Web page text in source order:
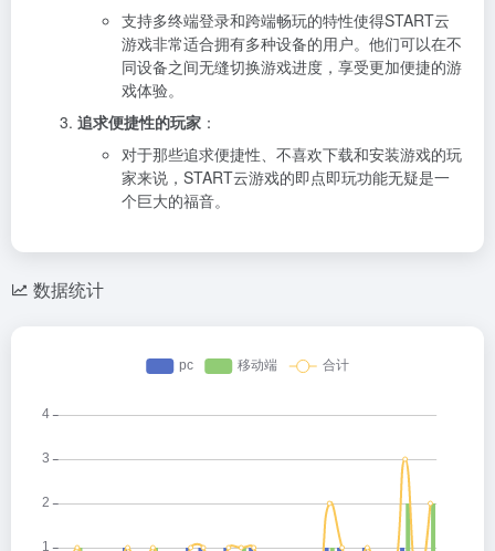
支持多终端登录和跨端畅玩的特性使得START云
游戏非常适合拥有多种设备的用户。他们可以在不
同设备之间无缝切换游戏进度，享受更加便捷的游
戏体验。
追求便捷性的玩家 ：
对于那些追求便捷性、不喜欢下载和安装游戏的玩
家来说，START云游戏的即点即玩功能无疑是一
个巨大的福音。
数据统计